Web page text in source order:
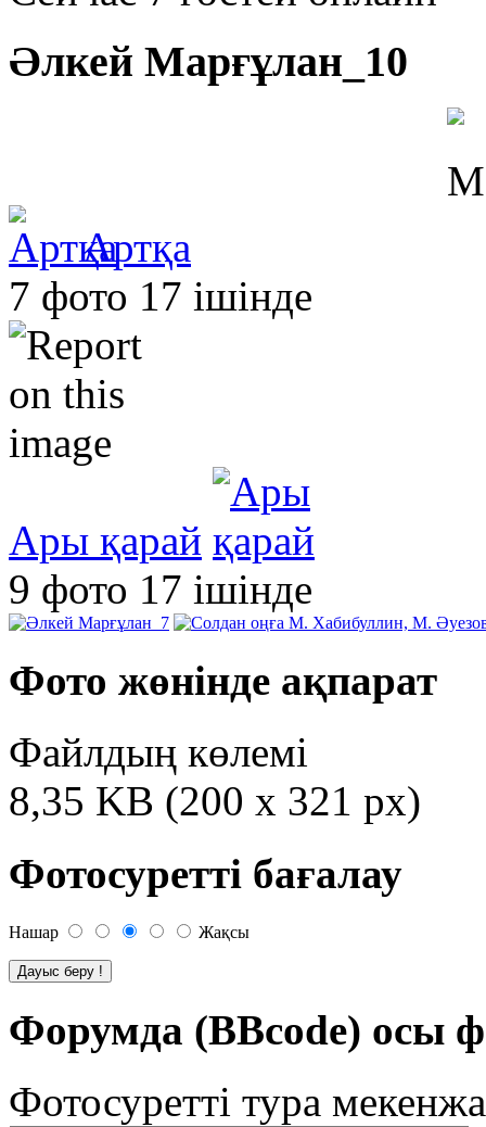
Әлкей Марғұлан_10
Артқа
7 фото 17 ішінде
Ары қарай
9 фото 17 ішінде
Фото жөнінде ақпарат
Файлдың көлемі
8,35 KB (200 x 321 px)
Фотосуретті бағалау
Нашар Жақсы
Форумда (BBcode) осы
Фотосуретті тура